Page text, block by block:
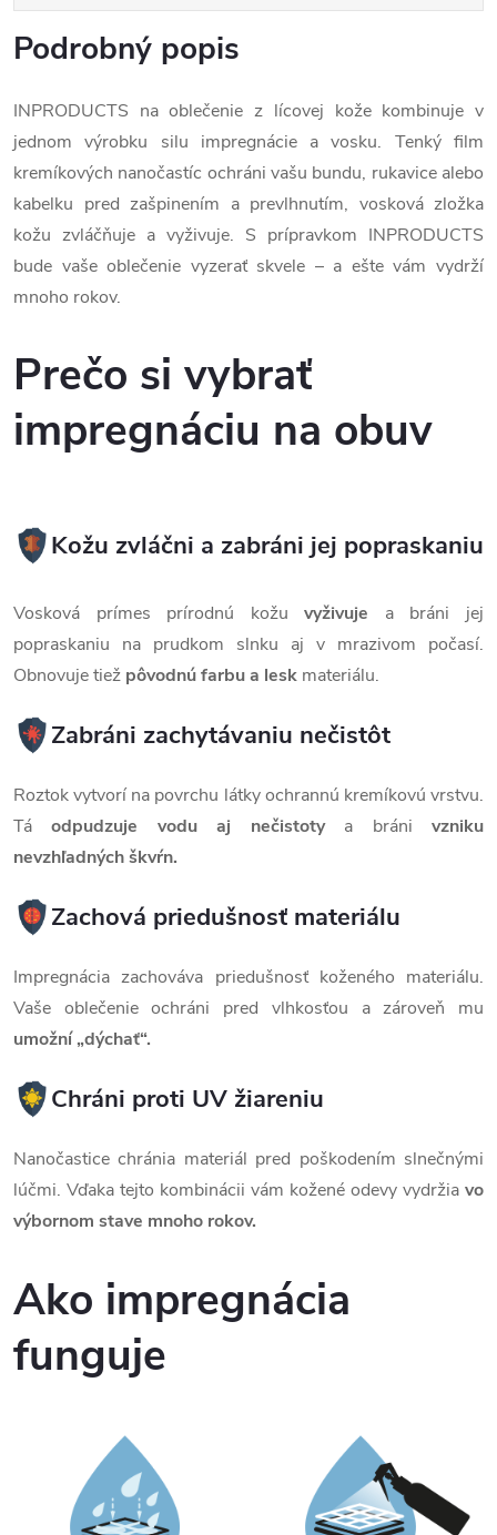
Podrobný popis
INPRODUCTS na oblečenie z lícovej kože kombinuje v
jednom výrobku silu impregnácie a vosku. Tenký film
kremíkových nanočastíc ochráni vašu bundu, rukavice alebo
kabelku pred zašpinením a prevlhnutím, vosková zložka
kožu zvláčňuje a vyživuje. S prípravkom INPRODUCTS
bude vaše oblečenie vyzerať skvele – a ešte vám vydrží
mnoho rokov.
Prečo si vybrať
impregnáciu na obuv
Kožu zvláčni a zabráni jej popraskaniu
Vosková prímes prírodnú kožuvyživuje a bráni jej
popraskaniu na prudkom slnku aj v mrazivom počasí.
Obnovuje tiež pôvodnú farbu a lesk materiálu.
Zabráni zachytávaniu nečistôt
Roztok vytvorí na povrchu látky ochrannú kremíkovú vrstvu.
Táodpudzuje vodu aj nečistotya bránivzniku
nevzhľadných škvŕn.
Zachová priedušnosť materiálu
Impregnácia zachováva priedušnosť koženého materiálu.
Vaše oblečenie ochráni pred vlhkosťou a zároveň mu
umožní „dýchať“.
Chráni proti UV žiareniu
Nanočastice chránia materiál pred poškodením slnečnými
lúčmi. Vďaka tejto kombinácii vám kožené odevy vydržia vo
výbornom stave mnoho rokov.
Ako impregnácia
funguje